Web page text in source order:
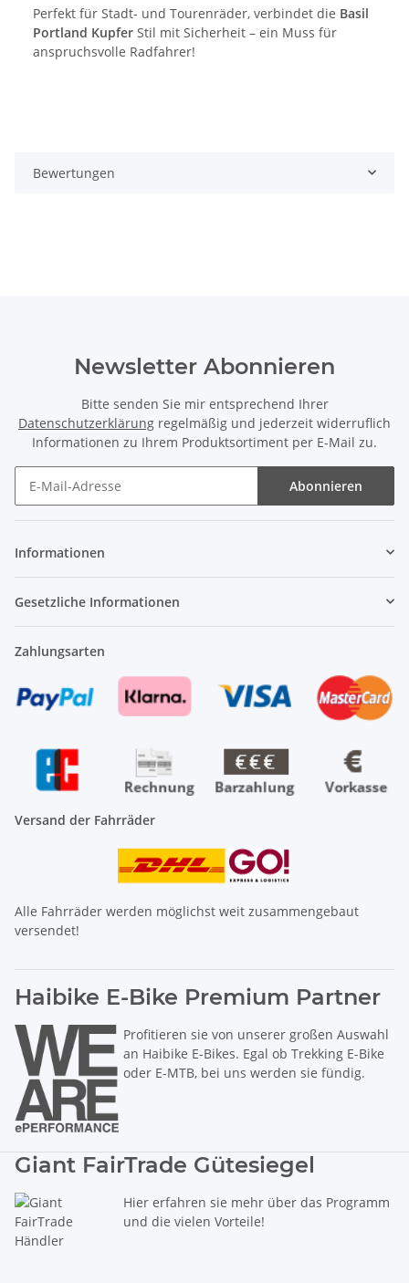
Perfekt für Stadt- und Tourenräder, verbindet die Basil
Portland Kupfer Stil mit Sicherheit – ein Muss für
anspruchsvolle Radfahrer!
Bewertungen
Newsletter Abonnieren
Bitte senden Sie mir entsprechend Ihrer
Datenschutzerklärung regelmäßig und jederzeit widerruflich
Informationen zu Ihrem Produktsortiment per E-Mail zu.
Abonnieren
Informationen
Gesetzliche Informationen
Zahlungsarten
Versand der Fahrräder
Alle Fahrräder werden möglichst weit zusammengebaut
versendet!
Haibike E-Bike Premium Partner
Profitieren sie von unserer großen Auswahl
an Haibike E-Bikes. Egal ob Trekking E-Bike
oder E-MTB, bei uns werden sie fündig.
Giant FairTrade Gütesiegel
Hier erfahren sie mehr über das Programm
und die vielen Vorteile!